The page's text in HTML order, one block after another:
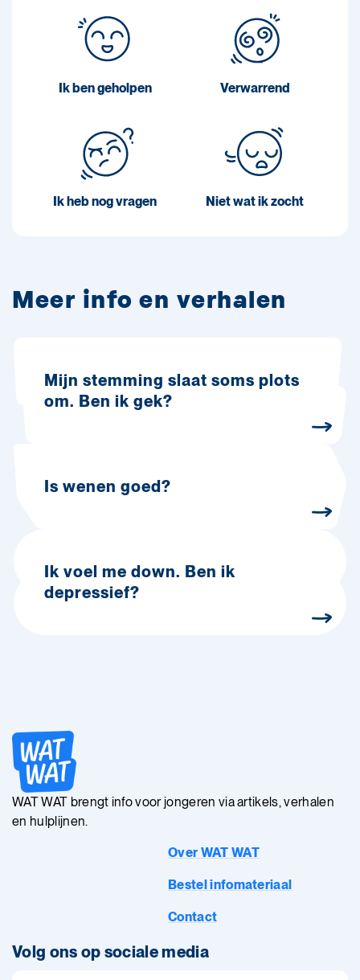
Ik ben geholpen Verwarrend
Ik heb nog vragen Niet wat ik zocht
Meer info en verhalen
Mijn stemming slaat soms plots
om. Ben ik gek?
Is wenen goed?
Ik voel me down. Ben ik
depressief?
WAT WAT brengt info voor jongeren via artikels, verhalen
en hulplijnen.
Over WAT WAT
Bestel infomateriaal
Contact
Volg ons op sociale media